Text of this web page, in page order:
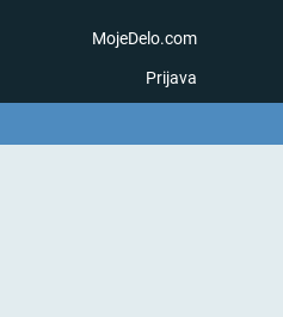
MojeDelo.com
Prijava